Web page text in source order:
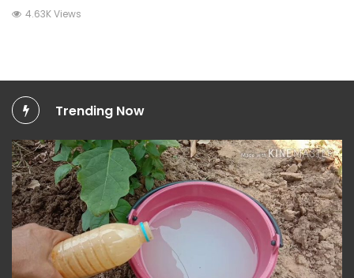
4.63K Views
Trending Now